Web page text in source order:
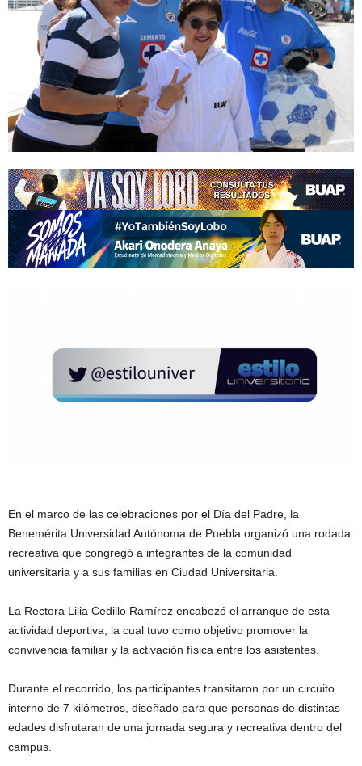
En el marco de las celebraciones por el Día del Padre, la
Benemérita Universidad Autónoma de Puebla organizó una rodada
recreativa que congregó a integrantes de la comunidad
universitaria y a sus familias en Ciudad Universitaria.
La Rectora Lilia Cedillo Ramírez encabezó el arranque de esta
actividad deportiva, la cual tuvo como objetivo promover la
convivencia familiar y la activación física entre los asistentes.
Durante el recorrido, los participantes transitaron por un circuito
interno de 7 kilómetros, diseñado para que personas de distintas
edades disfrutaran de una jornada segura y recreativa dentro del
campus.